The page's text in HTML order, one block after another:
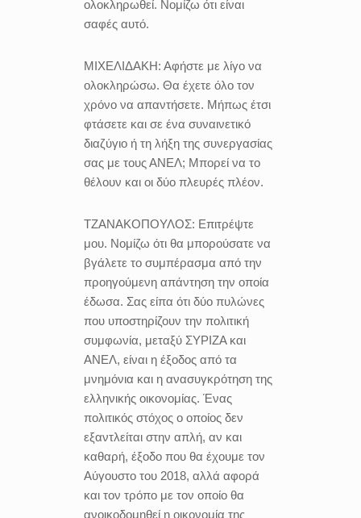
ολοκληρωθεί. Νομίζω ότι είναι
σαφές αυτό.
ΜΙΧΕΛΙΔΑΚΗ: Αφήστε με λίγο να
ολοκληρώσω. Θα έχετε όλο τον
χρόνο να απαντήσετε. Μήπως έτσι
φτάσετε και σε ένα συναινετικό
διαζύγιο ή τη λήξη της συνεργασίας
σας με τους ΑΝΕΛ; Μπορεί να το
θέλουν και οι δύο πλευρές πλέον.
ΤΖΑΝΑΚΟΠΟΥΛΟΣ: Επιτρέψτε
μου. Νομίζω ότι θα μπορούσατε να
βγάλετε το συμπέρασμα από την
προηγούμενη απάντηση την οποία
έδωσα. Σας είπα ότι δύο πυλώνες
που υποστηρίζουν την πολιτική
συμφωνία, μεταξύ ΣΥΡΙΖΑ και
ΑΝΕΛ, είναι η έξοδος από τα
μνημόνια και η ανασυγκρότηση της
ελληνικής οικονομίας. Ένας
πολιτικός στόχος ο οποίος δεν
εξαντλείται στην απλή, αν και
καθαρή, έξοδο που θα έχουμε τον
Αύγουστο του 2018, αλλά αφορά
και τον τρόπο με τον οποίο θα
ανοικοδομηθεί η οικονομία της